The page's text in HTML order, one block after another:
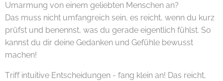
Umarmung von einem geliebten Menschen an?
Das muss nicht umfangreich sein, es reicht, wenn du kurz
prüfst und benennst, was du gerade eigentlich fühlst. So
kannst du dir deine Gedanken und Gefühle bewusst
machen!
Triff intuitive Entscheidungen - fang klein an! Das reicht,